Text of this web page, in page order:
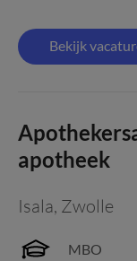
Bekijk
apotheek
Isala, Zwolle
MBO